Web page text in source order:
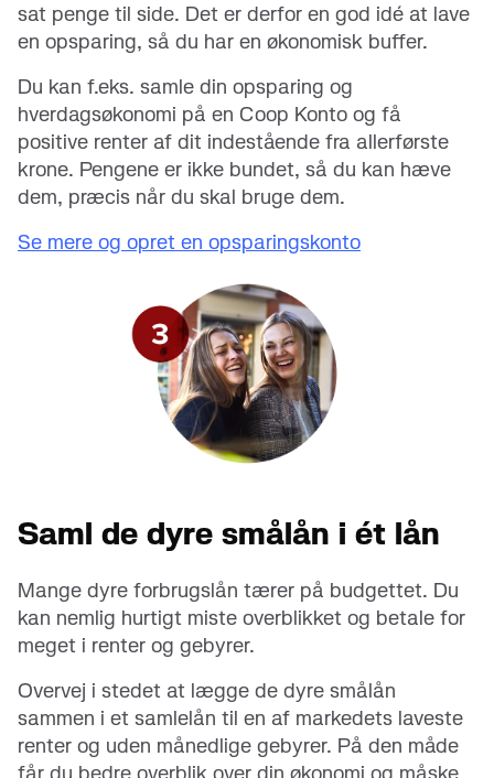
sat penge til side. Det er derfor en god idé at lave
en opsparing, så du har en økonomisk buffer.
Du kan f.eks. samle din opsparing og
hverdagsøkonomi på en Coop Konto og få
positive renter af dit indestående fra allerførste
krone. Pengene er ikke bundet, så du kan hæve
dem, præcis når du skal bruge dem.
Se mere og opret en opsparingskonto
Saml de dyre smålån i ét lån
Mange dyre forbrugslån tærer på budgettet. Du
kan nemlig hurtigt miste overblikket og betale for
meget i renter og gebyrer.
Overvej i stedet at lægge de dyre smålån
sammen i et samlelån til en af markedets laveste
renter og uden månedlige gebyrer. På den måde